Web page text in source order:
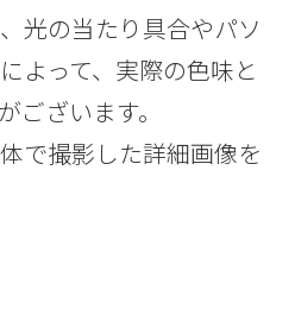
光の当たり具合やパソ
よって、実際の色味と
ございます。
で撮影した詳細画像を